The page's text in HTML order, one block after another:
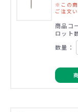
※この商
ご注文
商品コ
ロット
数量：